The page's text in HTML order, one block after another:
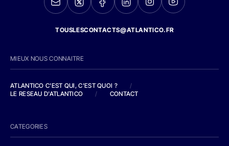
TOUSLESCONTACTS@ATLANTICO.FR
MIEUX NOUS CONNAITRE
ATLANTICO C'EST QUI, C'EST QUOI ?
/
LE RESEAU D'ATLANTICO
/ CONTACT
CATEGORIES